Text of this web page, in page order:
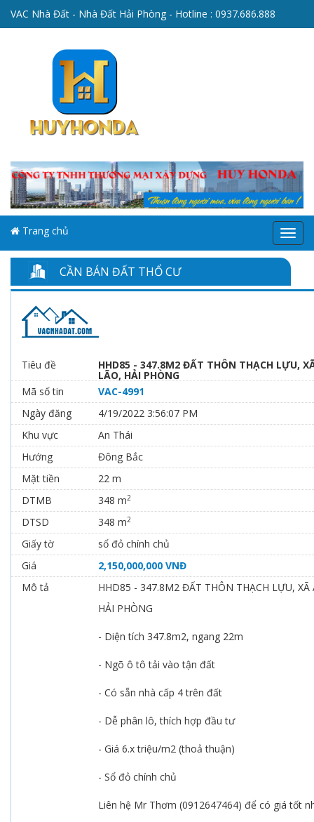
VAC Nhà Đất - Nhà Đất Hải Phòng - Hotline : 0937.686.888
Menu
Trang chủ
CẦN BÁN ĐẤT THỔ CƯ
Tiêu đề HHD85 - 347.8M2 ĐẤT THÔN THẠCH LỰU,
LÃO, HẢI PHÒNG
Mã số tin
VAC-4991
Ngày đăng
4/19/2022 3:56:07 PM
Khu vực
An Thái
Hướng
Đông Bắc
Mặt tiền
22 m
DTMB
348 m2
DTSD 348 m2
Giấy tờ
sổ đỏ chính chủ
Giá
2,150,000,000 VNĐ
Mô tả
HHD85 - 347.8M2 ĐẤT THÔN THẠCH LỰU, XÃ
HẢI PHÒNG
- Diện tích 347.8m2, ngang 22m
- Ngõ ô tô tải vào tận đất
- Có sẵn nhà cấp 4 trên đất
- Dễ phân lô, thích hợp đầu tư
- Giá 6.x triệu/m2 (thoả thuận)
- Sổ đỏ chính chủ
Liên hệ Mr Thơm (0912647464) để có giá tốt